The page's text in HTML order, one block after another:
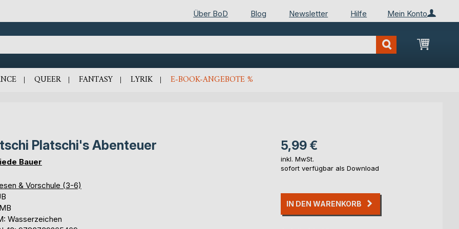
Mein Konto
Über BoD Blog Newsletter Hilfe
Mein
QUEER FANTASY LYRIK E-BOOK-ANGEBOTE %
Platschi's Abenteuer
Bauer
& Vorschule (3-6)
Wasserzeichen
5,99 €
inkl. MwSt.
sofort verfügbar als Download
IN DEN WARENKORB